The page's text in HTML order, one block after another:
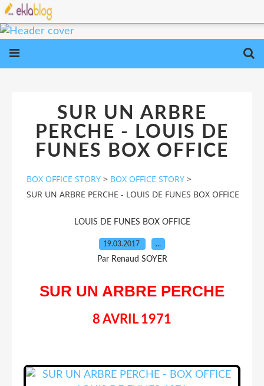
SUR UN ARBRE
PERCHE - LOUIS DE
FUNES BOX OFFICE
BOX OFFICE STORY > BOX OFFICE STORY >
SUR UN ARBRE PERCHE - LOUIS DE FUNES BOX OFFICE
LOUIS DE FUNES BOX OFFICE
19.03.2017 …
Par Renaud SOYER
SUR UN ARBRE PERCHE
8 AVRIL 1971